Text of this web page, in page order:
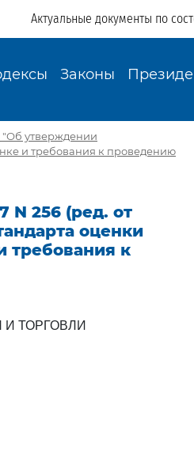
Актуальные документы по
Законы
"Об утверждении
и требования к проведению
N 256 (ред. от
оценки
требования к
ТОРГОВЛИ